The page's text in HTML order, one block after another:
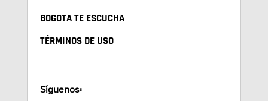
BOGOTA TE ESCUCHA
TÉRMINOS DE USO
Síguenos: